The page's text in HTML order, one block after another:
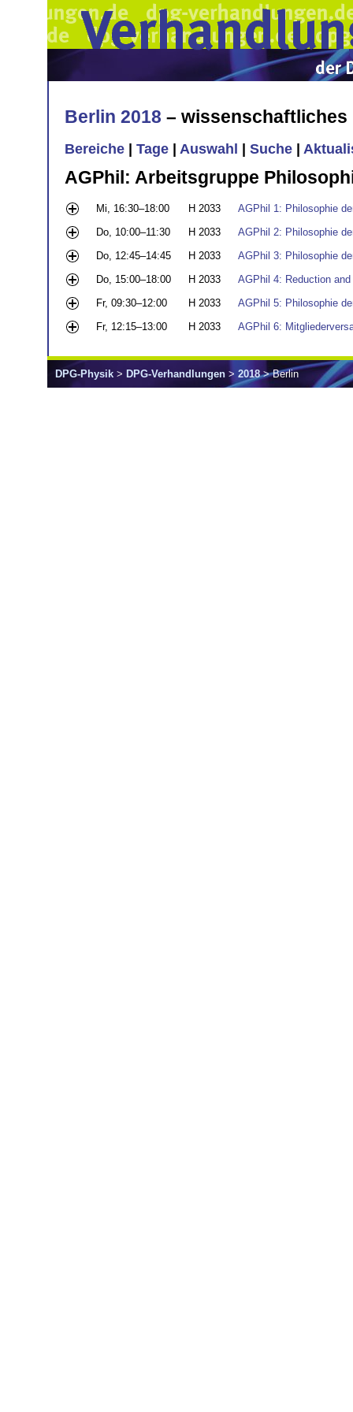
Berlin 2018 – wissenschaftliches
Bereiche Tage Auswahl Suche
AGPhil: Arbeitsgruppe
Mi, 16:30–18:00 H 2033
AGPhil 1: Philosophie
Do, 10:00–11:30
H 2033
AGPhil 2: Philosophie
Do, 12:45–14:45
H 2033
AGPhil 3: Philosophie
Do, 15:00–18:00
H 2033
AGPhil 4: Reduction
Fr, 09:30–12:00
H 2033
AGPhil 5: Philosophie
Fr, 12:15–13:00
H 2033 AGPhil 6:
DPG-Physik > DPG-Verhandlungen > 2018> Berlin